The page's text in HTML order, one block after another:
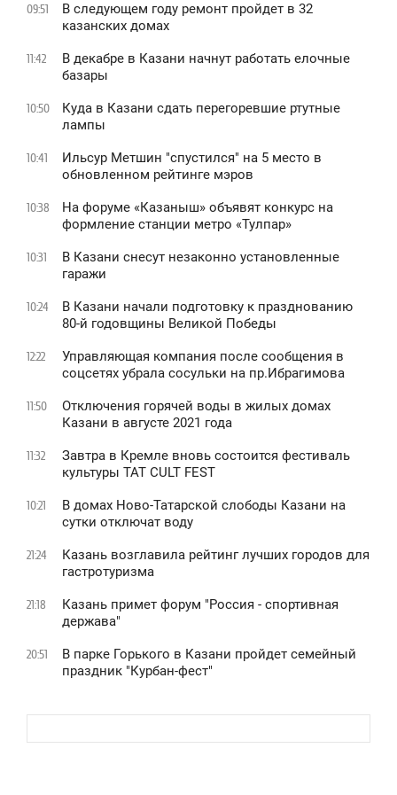
09:51
В следующем году ремонт пройдет в 32
казанских домах
11:42
В декабре в Казани начнут работать елочные
базары
10:50
Куда в Казани сдать перегоревшие ртутные
лампы
10:41
Ильсур Метшин "спустился" на 5 место в
обновленном рейтинге мэров
10:38
На форуме «Казаныш» объявят конкурс на
формление станции метро «Тулпар»
10:31
В Казани снесут незаконно установленные
гаражи
10:24
В Казани начали подготовку к празднованию
80-й годовщины Великой Победы
12:22
Управляющая компания после сообщения в
соцсетях убрала сосульки на пр.Ибрагимова
11:50
Отключения горячей воды в жилых домах
Казани в августе 2021 года
11:32
Завтра в Кремле вновь состоится фестиваль
культуры TAT CULT FEST
10:21
В домах Ново-Татарской слободы Казани на
сутки отключат воду
21:24
Казань возглавила рейтинг лучших городов для
гастротуризма
21:18
Казань примет форум "Россия - спортивная
держава"
20:51
В парке Горького в Казани пройдет семейный
праздник "Курбан-фест"